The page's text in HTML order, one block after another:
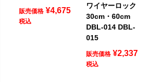
販売価格 ¥4,675
税込
ワイヤーロック
30cm・60cm
DBL-014 DBL-
015
販売価格 ¥2,337
税込